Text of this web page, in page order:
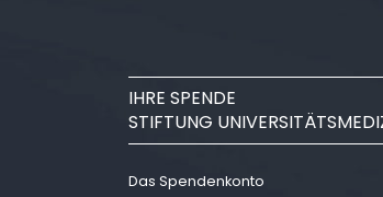
IHRE SPENDE
STIFTUNG
Das Spendenkonto